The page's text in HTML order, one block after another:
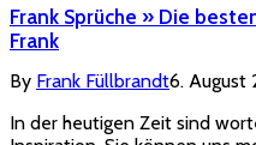
Frank Sprüche » Die
Frank
By Frank Füllbrandt6. August
In der heutigen Zeit sind